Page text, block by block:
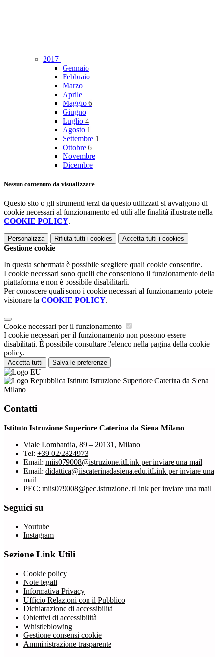
2017
Gennaio
Febbraio
Marzo
Aprile
Maggio 6
Giugno
Luglio 4
Agosto 1
Settembre 1
Ottobre 6
Novembre
Dicembre
Nessun contenuto da visualizzare
Questo sito o gli strumenti terzi da questo utilizzati si avvalgono di
cookie necessari al funzionamento ed utili alle finalità illustrate nella
COOKIE POLICY.
Personalizza Rifiuta tutti i cookies Accetta tutti i cookies
Gestione cookie
In questa schermata è possibile scegliere quali cookie consentire.
I cookie necessari sono quelli che consentono il funzionamento della
piattaforma e non è possibile disabilitarli.
Per conoscere quali sono i cookie necessari al funzionamento potete
visionare la COOKIE POLICY.
Cookie necessari per il funzionamento
I cookie necessari per il funzionamento non possono essere
disabilitati. È possibile consultare l'elenco nella pagina della cookie
policy.
Accetta tutti Salva le preferenze
Istituto Istruzione Superiore Caterina da Siena
Milano
Contatti
Istituto Istruzione Superiore Caterina da Siena Milano
Viale Lombardia, 89 – 20131, Milano
Tel: +39 02/2824973
Email: miis079008@istruzione.itLink per inviare una mail
Email: didattica@iiscaterinadasiena.edu.itLink per inviare una
mail
PEC: miis079008@pec.istruzione.itLink per inviare una mail
Seguici su
Youtube
Instagram
Sezione Link Utili
Cookie policy
Note legali
Informativa Privacy
Ufficio Relazioni con il Pubblico
Dichiarazione di accessibilità
Obiettivi di accessibilità
Whistleblowing
Gestione consensi cookie
Amministrazione trasparente